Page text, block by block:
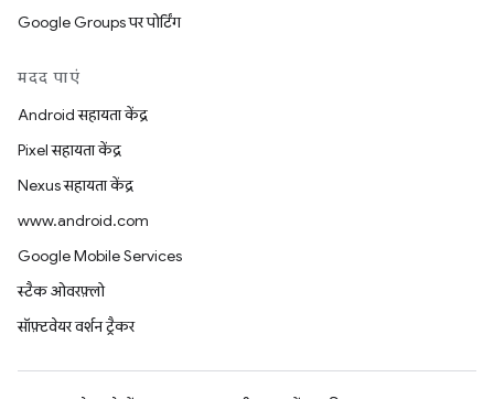
Google Groups पर पोर्टिंग
मदद पाएं
Android सहायता केंद्र
Pixel सहायता केंद्र
Nexus सहायता केंद्र
www.android.com
Google Mobile Services
स्टैक ओवरफ़्लो
सॉफ़्टवेयर वर्शन ट्रैकर